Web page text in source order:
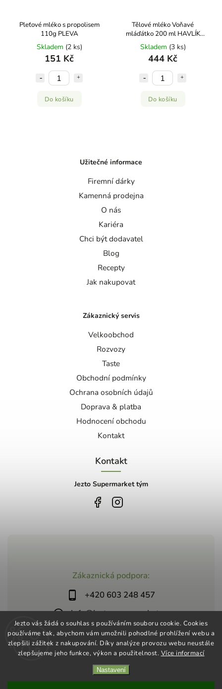
Jezto vás žádá o souhlas s používáním souboru cookie. Cookies
používáme tak, abychom vám umožnili pohodlné prohlížení webu a
zlepšili zážitek z nakupování. Díky analýze provozu webu neustále
zlepšujeme jeho funkce, výkon a použitelnost. Více informací
Nastavení
Pleťové mléko s propolisem
110g PLEVA
Skladem (2 ks)
151 Kč
Do košíku
Tělové mléko Voňavé
mláďátko 200 ml HAVLÍK
APOTÉKA
Skladem (3 ks)
444 Kč
Do košíku
Zákaznická podpora:
+420 603 248 457
info@jeztosupermarket.cz
Užitečné informace
Firemní dárky
Kamenná prodejna
O nás
Kariéra
Chci být dodavatel
Blog
Recepty
Jak nakupovat
Zákaznický servis
Velkoobchod
Rozvozy
Taste
Obchodní podmínky
Ochrana osobních údajů
Doprava & platba
Hodnocení obchodu
Kontakt
Kontakt
Jezto Supermarket tým